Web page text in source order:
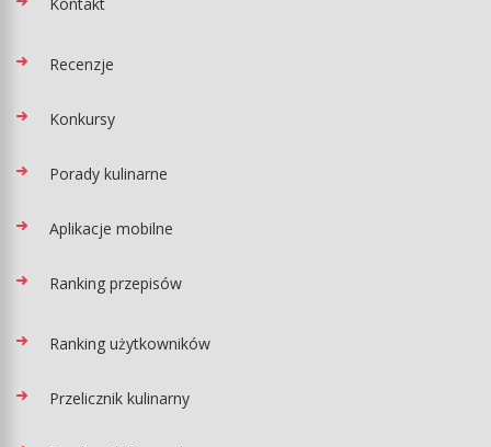
Recenzje
Konkursy
Porady kulinarne
Aplikacje mobilne
Ranking przepisów
Ranking użytkowników
Przelicznik kulinarny